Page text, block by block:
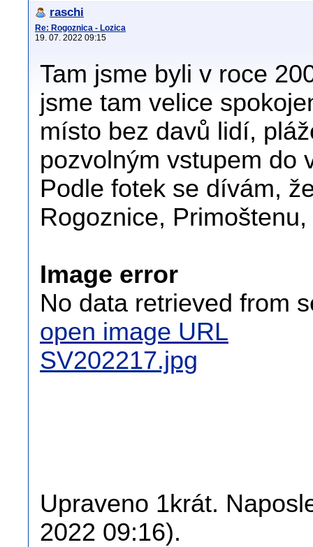
raschi
Re: Rogoznica - Lozica
19. 07. 2022 09:15
Tam jsme byli v roce
jsme tam velice
místo bez davů lidí,
pozvolným vstupem do
Podle fotek se dívám,
Rogoznice,
Image error
No data retrieved from
open image URL
SV202217.jpg
Upraveno 1krát.
2022 09:16).